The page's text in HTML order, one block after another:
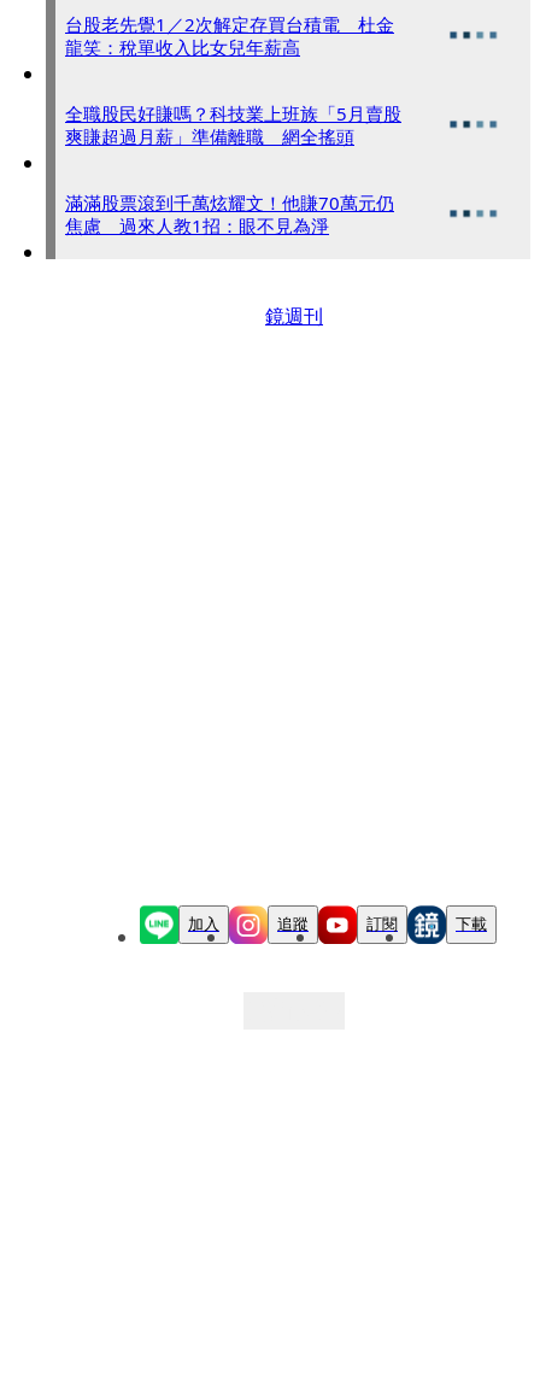
台股老先覺1／2次解定存買台積電 杜金
龍笑：稅單收入比女兒年薪高
全職股民好賺嗎？科技業上班族「5月賣股
爽賺超過月薪」準備離職 網全搖頭
滿滿股票滾到千萬炫耀文！他賺70萬元仍
焦慮 過來人教1招：眼不見為淨
鏡週刊
加入 追蹤 訂閱 下載